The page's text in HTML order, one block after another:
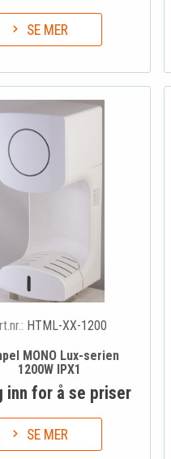
SE MER
HTML-XX-1200
MONO Lux-serien
1200W IPX1
inn for å se priser
SE MER